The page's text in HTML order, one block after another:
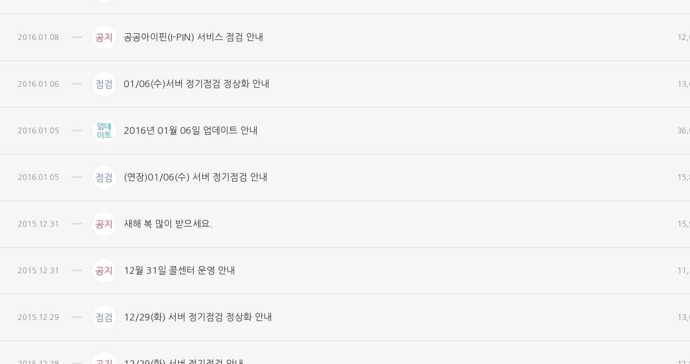
2016.01.08 공지 공공아이핀(I-PIN) 서비스 점검 안내
2016.01.06 점검 01/06(수)서버 정기점검 정상화 안내
2016.01.05
업데
이트
2016년 01월 06일 업데이트 안내
2016.01.05 점검 (연장)01/06(수) 서버 정기점검 안내
2015.12.31 공지 새해 복 많이 받으세요.
2015.12.31 공지 12월 31일 콜센터 운영 안내
2015.12.29 점검 12/29(화) 서버 정기점검 정상화 안내